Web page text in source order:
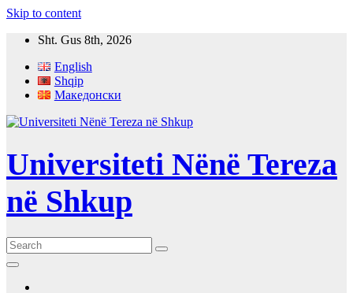
Skip to content
Sht. Gus 8th, 2026
English
Shqip
Македонски
Universiteti Nënë Tereza
në Shkup